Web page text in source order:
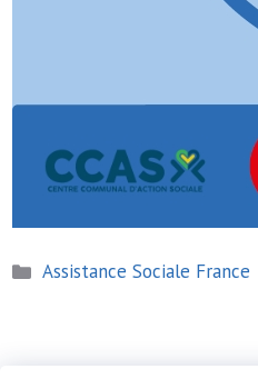
Catégories
Assistance Sociale France